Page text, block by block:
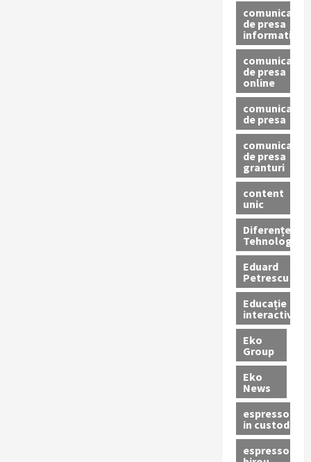
comunicat
de presa
informativ
comunicat
de presa
online
comunicate
de presa
comunicate
de presa
granturi
content
unic
Diferențe
Tehnologice
Eduard
Petrescu
Educație
interactivă
Eko
Group
Eko
News
espressoare
in custodie
espressor